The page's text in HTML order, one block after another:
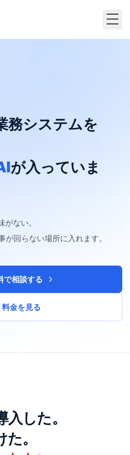
務システムを
が入っていま
ない。
が回らない場所に入れます。
で相談する
料金を見る
した。
。